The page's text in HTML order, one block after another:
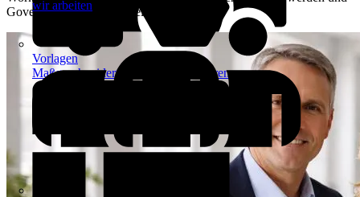
Vorlagen
Maßgeschneiderte Vorlagen inspirieren
wir arbeiten
Governance konsistent bleibt.